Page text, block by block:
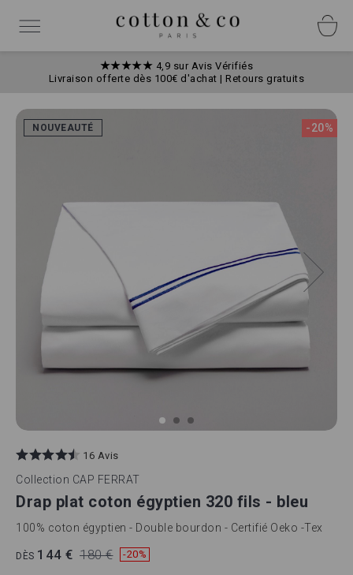
contenu
Basculer
★★★★★ 4,9 sur Avis Vérifiés
Livraison offerte dès 100€ d'achat | Retours gratuits
16 Avis
Collection CAP FERRAT
Drap plat coton égyptien 320 fils - bleu
100% coton égyptien - Double bourdon - Certifié Oeko -Tex
DÈS 144 € 180 € -20%
Skip
NOUVEAUTÉ -20%
to
the
beginning
the
gallery